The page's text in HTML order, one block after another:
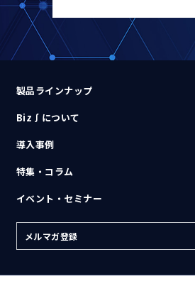
製品ラインナップ
Biz∫について
導入事例
特集・コラム
イベント・セミナー
メルマガ登録